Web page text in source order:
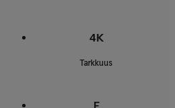
4K
Tarkkuus
F